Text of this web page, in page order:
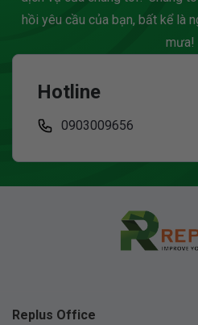
hồi yêu cầu của bạn, bất kể là
mưa!
Hotline
0903009656
Replus Office